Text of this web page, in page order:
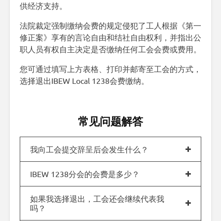
供经济支持。
法院裁定强制缴纳会费的规定侵犯了工人根据《第一
修正案》享有的言论自由和结社自由权利，并指出公
职人员有权自主决定是否缴纳任何工会会费或费用。
您可通过填写上方表格、打印并邮寄至工会的方式，
选择退出IBEW Local 1238会费缴纳。
常见问题解答
我向工会提交辞呈后会发生什么？
IBEW 1238分会的会费是多少？
如果我选择退出，工会还会继续代表我
吗？